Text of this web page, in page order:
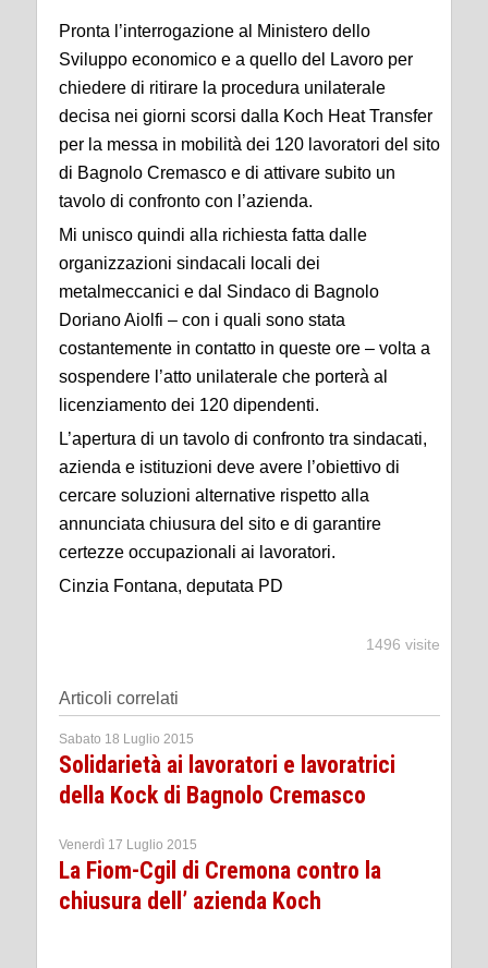
Pronta l’interrogazione al Ministero dello
Sviluppo economico e a quello del Lavoro per
chiedere di ritirare la procedura unilaterale
decisa nei giorni scorsi dalla Koch Heat Transfer
per la messa in mobilità dei 120 lavoratori del sito
di Bagnolo Cremasco e di attivare subito un
tavolo di confronto con l’azienda.
Mi unisco quindi alla richiesta fatta dalle
organizzazioni sindacali locali dei
metalmeccanici e dal Sindaco di Bagnolo
Doriano Aiolfi – con i quali sono stata
costantemente in contatto in queste ore – volta a
sospendere l’atto unilaterale che porterà al
licenziamento dei 120 dipendenti.
L’apertura di un tavolo di confronto tra sindacati,
azienda e istituzioni deve avere l’obiettivo di
cercare soluzioni alternative rispetto alla
annunciata chiusura del sito e di garantire
certezze occupazionali ai lavoratori.
Cinzia Fontana, deputata PD
1496 visite
Articoli correlati
Sabato 18 Luglio 2015
Solidarietà ai lavoratori e lavoratrici
della Kock di Bagnolo Cremasco
Venerdì 17 Luglio 2015
La Fiom-Cgil di Cremona contro la
chiusura dell’ azienda Koch